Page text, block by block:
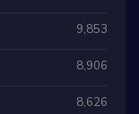
9,853
8,906
8,626